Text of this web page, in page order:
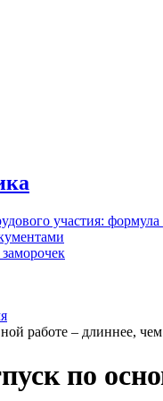
участия:
работе – длиннее,
по